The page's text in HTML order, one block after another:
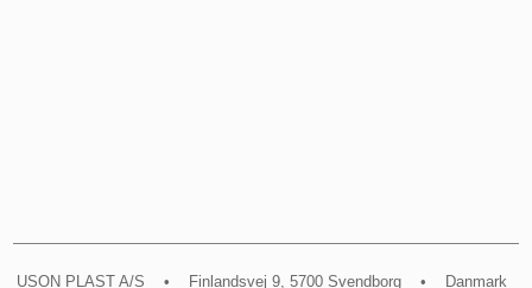
​USON PLAST A/S • Finlandsvej 9, 5700 Svendborg • Danmark